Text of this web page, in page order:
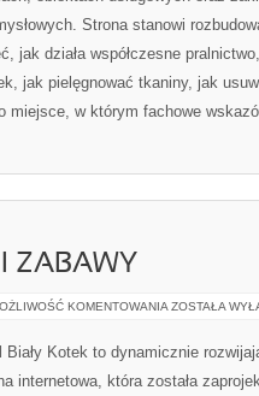
Strona stanowi
jak działa współczesne
jak pielęgnować tkaniny, jak
miejsce, w którym fachowe
ZABAWY
KOMENTOWANIA METODY
ZABAWY
ZOSTAŁA
Biały Kotek to dynamicznie
internetowa, która została